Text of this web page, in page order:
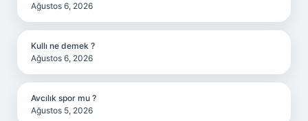
Ağustos 6, 2026
Kullı ne demek ?
Ağustos 6, 2026
Avcılık spor mu ?
Ağustos 5, 2026